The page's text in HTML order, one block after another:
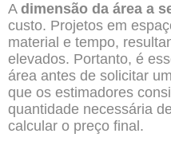
A dimensão da área a
custo. Projetos em
material e tempo,
elevados. Portanto, é
área antes de solicitar
que os estimadores
quantidade necessária
calcular o preço final.